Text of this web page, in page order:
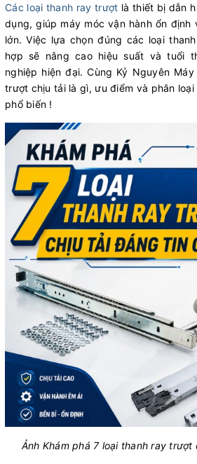
Các loại thanh ray trượt là thiết bị dẫn
dụng, giúp máy móc vận hành ổn
lớn. Việc lựa chọn đúng các loại
hợp sẽ nâng cao hiệu suất và tuổi
nghiệp hiện đại. Cùng Kỷ Nguyên
trượt chịu tải là gì, ưu điểm và phân
phổ biến !
Ảnh Khám phá 7 loại thanh ray